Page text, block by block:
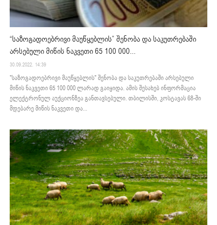
“საზოგადოებრივი მაუწყებლის” შენობა და საკუთრებაში
არსებული მიწის ნაკვეთი 65 100 000...
30.09.2022. 14:39
"საზოგადოებრივი მაუწყებლის" შენობა და საკუთრებაში არსებული
მიწის ნაკვეთი 65 100 000 ლარად გაიყიდა. ამის შესახებ ინფორმაცია
ელექტრონულ აუქციონზეა განთავსებული. თბილისში, კოსტავას 68-ში
მდებარე მიწის ნაკვეთი და...